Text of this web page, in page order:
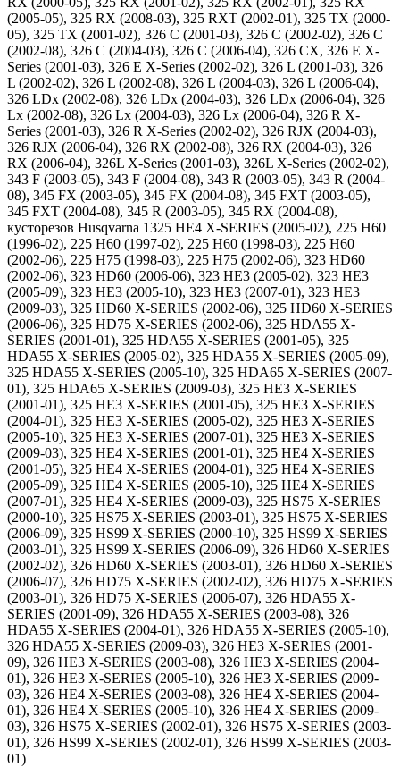
(2005-05), 325 RX (2008-03), 325 RXT (2002-01), 325 TX (2000-
05), 325 TX (2001-02), 326 C (2001-03), 326 C (2002-02), 326 C
(2002-08), 326 C (2004-03), 326 C (2006-04), 326 CX, 326 E X-
Series (2001-03), 326 E X-Series (2002-02), 326 L (2001-03), 326
L (2002-02), 326 L (2002-08), 326 L (2004-03), 326 L (2006-04),
326 LDx (2002-08), 326 LDx (2004-03), 326 LDx (2006-04), 326
Lx (2002-08), 326 Lx (2004-03), 326 Lx (2006-04), 326 R X-
Series (2001-03), 326 R X-Series (2002-02), 326 RJX (2004-03),
326 RJX (2006-04), 326 RX (2002-08), 326 RX (2004-03), 326
RX (2006-04), 326L X-Series (2001-03), 326L X-Series (2002-02),
343 F (2003-05), 343 F (2004-08), 343 R (2003-05), 343 R (2004-
08), 345 FX (2003-05), 345 FX (2004-08), 345 FXT (2003-05),
345 FXT (2004-08), 345 R (2003-05), 345 RX (2004-08),
кусторезов Husqvarna 1325 HE4 X-SERIES (2005-02), 225 H60
(1996-02), 225 H60 (1997-02), 225 H60 (1998-03), 225 H60
(2002-06), 225 H75 (1998-03), 225 H75 (2002-06), 323 HD60
(2002-06), 323 HD60 (2006-06), 323 HE3 (2005-02), 323 HE3
(2005-09), 323 HE3 (2005-10), 323 HE3 (2007-01), 323 HE3
(2009-03), 325 HD60 X-SERIES (2002-06), 325 HD60 X-SERIES
(2006-06), 325 HD75 X-SERIES (2002-06), 325 HDA55 X-
SERIES (2001-01), 325 HDA55 X-SERIES (2001-05), 325
HDA55 X-SERIES (2005-02), 325 HDA55 X-SERIES (2005-09),
325 HDA55 X-SERIES (2005-10), 325 HDA65 X-SERIES (2007-
01), 325 HDA65 X-SERIES (2009-03), 325 HE3 X-SERIES
(2001-01), 325 HE3 X-SERIES (2001-05), 325 HE3 X-SERIES
(2004-01), 325 HE3 X-SERIES (2005-02), 325 HE3 X-SERIES
(2005-10), 325 HE3 X-SERIES (2007-01), 325 HE3 X-SERIES
(2009-03), 325 HE4 X-SERIES (2001-01), 325 HE4 X-SERIES
(2001-05), 325 HE4 X-SERIES (2004-01), 325 HE4 X-SERIES
(2005-09), 325 HE4 X-SERIES (2005-10), 325 HE4 X-SERIES
(2007-01), 325 HE4 X-SERIES (2009-03), 325 HS75 X-SERIES
(2000-10), 325 HS75 X-SERIES (2003-01), 325 HS75 X-SERIES
(2006-09), 325 HS99 X-SERIES (2000-10), 325 HS99 X-SERIES
(2003-01), 325 HS99 X-SERIES (2006-09), 326 HD60 X-SERIES
(2002-02), 326 HD60 X-SERIES (2003-01), 326 HD60 X-SERIES
(2006-07), 326 HD75 X-SERIES (2002-02), 326 HD75 X-SERIES
(2003-01), 326 HD75 X-SERIES (2006-07), 326 HDA55 X-
SERIES (2001-09), 326 HDA55 X-SERIES (2003-08), 326
HDA55 X-SERIES (2004-01), 326 HDA55 X-SERIES (2005-10),
326 HDA55 X-SERIES (2009-03), 326 HE3 X-SERIES (2001-
09), 326 HE3 X-SERIES (2003-08), 326 HE3 X-SERIES (2004-
01), 326 HE3 X-SERIES (2005-10), 326 HE3 X-SERIES (2009-
03), 326 HE4 X-SERIES (2003-08), 326 HE4 X-SERIES (2004-
01), 326 HE4 X-SERIES (2005-10), 326 HE4 X-SERIES (2009-
03), 326 HS75 X-SERIES (2002-01), 326 HS75 X-SERIES (2003-
01), 326 HS99 X-SERIES (2002-01), 326 HS99 X-SERIES (2003-
01)